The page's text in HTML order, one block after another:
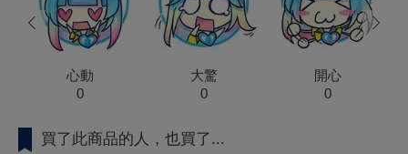
心動
0
大驚
0
開心
0
prev next
買了此商品的人，也買了...